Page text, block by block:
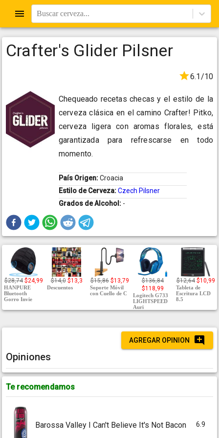
Buscar cerveza...
Crafter's Glider Pilsner
6.1/10
Chequeado recetas checas y el estilo de la
cerveza clásica en el camino Crafter! Pitko,
cerveza ligera con aromas florales, está
garantizada para refrescarse en todo
momento.
País Origen:Croacia
Estilo de Cerveza:Czech Pilsner
Grados de Alcohol: -
$28,74 $24,99
HANPURE
Bluetooth
Gorro Invie
$14,0 $13,3
Descuentos
$15,86 $13,79
Soporte Móvil
con Cuello de C
$136,84
$118,99
Logitech G733
LIGHTSPEED
Auri
$12,64 $10,99
Tableta de
Escritura LCD
8.5
AGREGAR OPINION
Opiniones
Te recomendamos
Barossa Valley I Can't Believe It's Not Bacon 6.9